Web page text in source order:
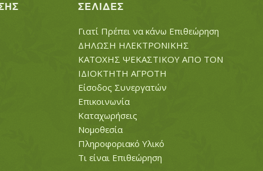
ΣΕΛΊΔΕΣ
Γιατί Πρέπει να κάνω Επιθεώρηση
ΔΗΛΩΣΗ ΗΛΕΚΤΡΟΝΙΚΗΣ
ΚΑΤΟΧΗΣ ΨΕΚΑΣΤΙΚΟΥ ΑΠΟ ΤΟΝ
ΙΔΙΟΚΤΗΤΗ ΑΓΡΟΤΗ
Είσοδος Συνεργατών
Επικοινωνία
Καταχωρήσεις
Νομοθεσία
Πληροφοριακό Υλικό
Τι είναι Επιθεώρηση